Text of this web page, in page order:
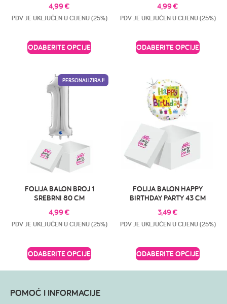
4,99€
PDV JE UKLJUČEN U CIJENU (25%)
ODABERITE OPCIJE
4,99€
PDV JE UKLJUČEN U CIJENU (25%)
ODABERITE OPCIJE
PERSONALIZIRAJ!
FOLIJA BALON BROJ 1
SREBRNI 80 CM
4,99€
PDV JE UKLJUČEN U CIJENU (25%)
ODABERITE OPCIJE
FOLIJA BALON HAPPY
BIRTHDAY PARTY 43 CM
3,49€
PDV JE UKLJUČEN U CIJENU (25%)
ODABERITE OPCIJE
POMOĆ I INFORMACIJE